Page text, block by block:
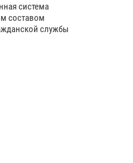
система
составом
службы